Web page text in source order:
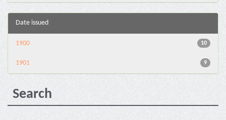
Date issued
10
1900
9
1901
Search